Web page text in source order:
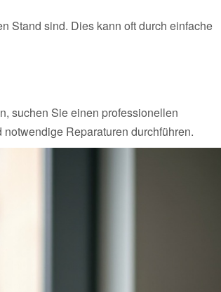
Stand sind. Dies kann oft durch einfache
suchen Sie einen professionellen
Reparaturen durchführen.